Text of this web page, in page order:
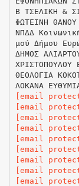
Β ΤΣΕΛΙΚΗ &
ΦΩΤΕΙΝΗ ΘΑΝΟΥ
ΝΠΔΔ
μού Δήμου
ΔΗΜΟΣ
ΧΡΙΣΤΟΠΟΥΛΟΥ
ΘΕΟΛΟΓΙΑ
[email
[email
[email
[email
[email
[email
[email
[email
[email